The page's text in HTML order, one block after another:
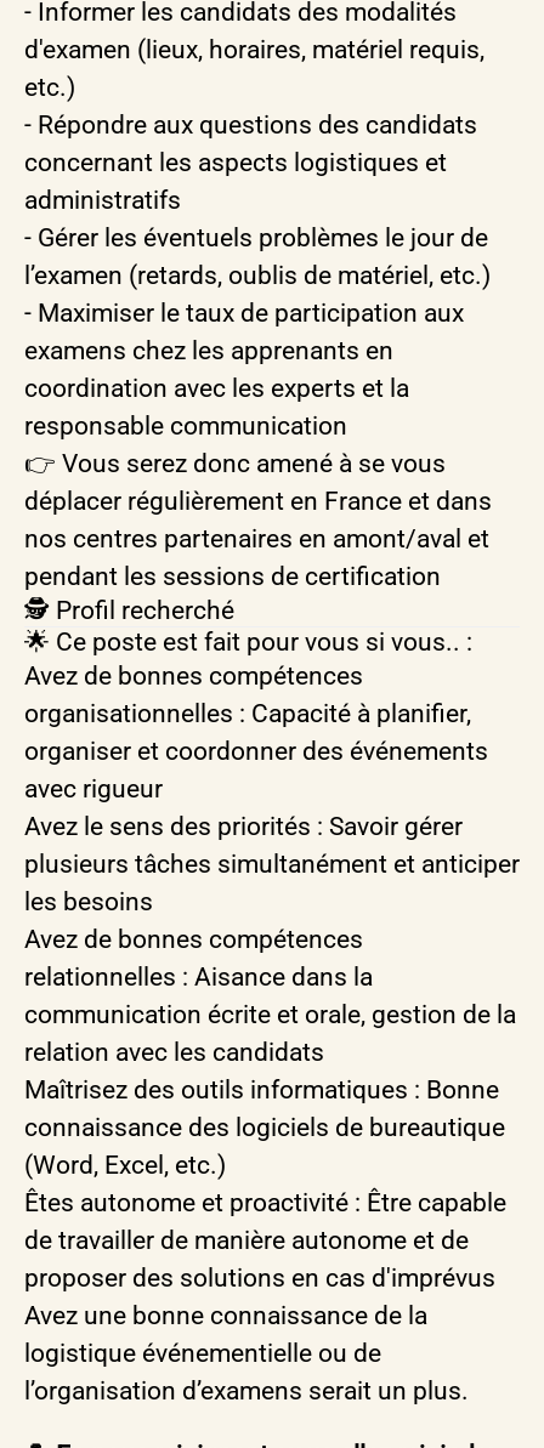
- Informer les candidats des modalités
d'examen (lieux, horaires, matériel requis,
etc.)
- Répondre aux questions des candidats
concernant les aspects logistiques et
administratifs
- Gérer les éventuels problèmes le jour de
l’examen (retards, oublis de matériel, etc.)
- Maximiser le taux de participation aux
examens chez les apprenants en
coordination avec les experts et la
responsable communication
👉 Vous serez donc amené à se vous
déplacer régulièrement en France et dans
nos centres partenaires en amont/aval et
pendant les sessions de certification
🕵️ Profil recherché
🌟 Ce poste est fait pour vous si vous.. :
Avez de bonnes compétences
organisationnelles : Capacité à planifier,
organiser et coordonner des événements
avec rigueur
Avez le sens des priorités : Savoir gérer
plusieurs tâches simultanément et anticiper
les besoins
Avez de bonnes compétences
relationnelles : Aisance dans la
communication écrite et orale, gestion de la
relation avec les candidats
Maîtrisez des outils informatiques : Bonne
connaissance des logiciels de bureautique
(Word, Excel, etc.)
Êtes autonome et proactivité : Être capable
de travailler de manière autonome et de
proposer des solutions en cas d'imprévus
Avez une bonne connaissance de la
logistique événementielle ou de
l’organisation d’examens serait un plus.